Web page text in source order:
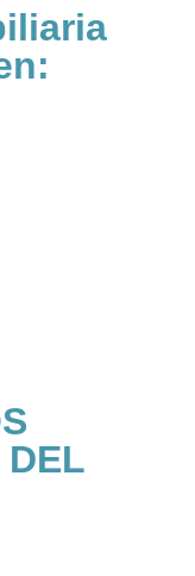
DEL